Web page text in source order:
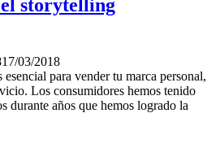
el storytelling
17/03/2018
para vender tu marca personal,
Los consumidores hemos tenido
durante años que hemos logrado la